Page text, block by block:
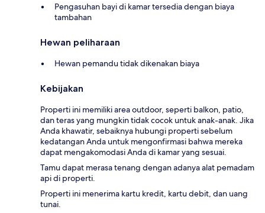
Pengasuhan bayi di kamar tersedia dengan biaya
tambahan
Hewan peliharaan
Hewan pemandu tidak dikenakan biaya
Kebijakan
Properti ini memiliki area outdoor, seperti balkon, patio,
dan teras yang mungkin tidak cocok untuk anak-anak. Jika
Anda khawatir, sebaiknya hubungi properti sebelum
kedatangan Anda untuk mengonfirmasi bahwa mereka
dapat mengakomodasi Anda di kamar yang sesuai.
Tamu dapat merasa tenang dengan adanya alat pemadam
api di properti.
Properti ini menerima kartu kredit, kartu debit, dan uang
tunai.